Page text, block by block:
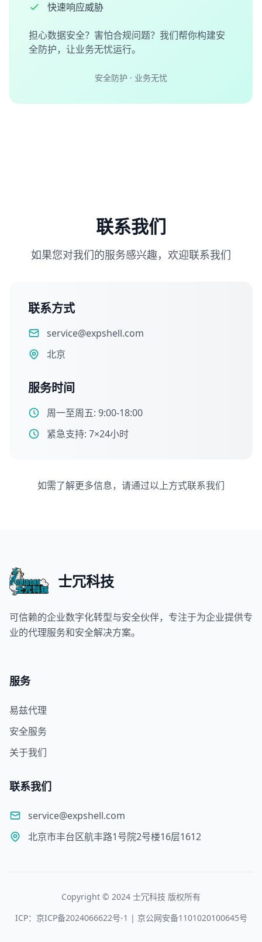
快速响应威胁
担心数据安全？害怕合规问题？我们帮你构建安
全防护，让业务无忧运行。
安全防护 · 业务无忧
联系我们
如果您对我们的服务感兴趣，欢迎联系我们
联系方式
service@expshell.com
北京
服务时间
周一至周五: 9:00-18:00
紧急支持: 7×24小时
如需了解更多信息，请通过以上方式联系我们
士冗科技
可信赖的企业数字化转型与安全伙伴，专注于为企业提供专
业的代理服务和安全解决方案。
服务
易兹代理
安全服务
关于我们
联系我们
service@expshell.com
北京市丰台区航丰路1号院2号楼16层1612
Copyright © 2024 士冗科技 版权所有
ICP：京ICP备2024066622号-1 | 京公网安备1101020100645号